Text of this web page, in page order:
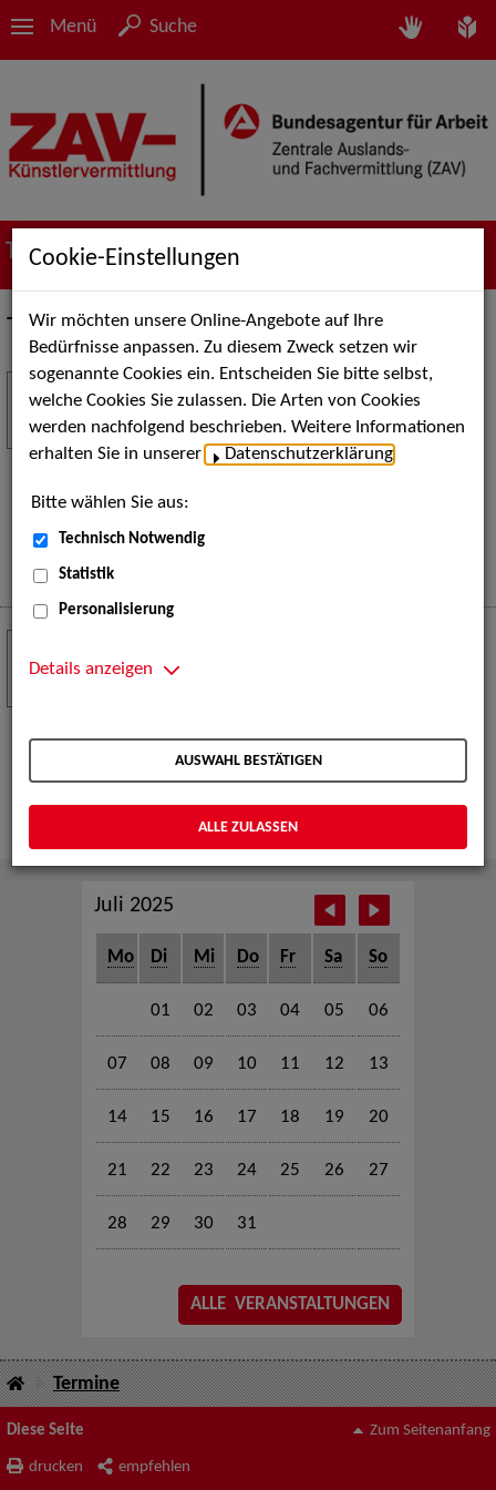
Menü Suche
Termine
Termine
Stuttgart Street Art
Kunst, Live-Acts und Aktionen für Kinder und
Familien. Die Stuttgart Street Art verwandelt den
eine große Open-Air-Bühne voller Akrobatik, Tanz,
Musik und beeindruckender Live-Performances.
Mehr
18
JUL
Serienfestival Weimar
TeleVisionale – Film- und Serienfestival in Weimar
und Eventpartnerin des Crew Call Weimar.
Mehr
NOV
Juli 2025
Mo Di Mi Do Fr Sa So
01 02 03 04 05 06
07 08 09 10 11 12 13
14 15 16 17 18 19 20
21 22 23 24 25 26 27
28 29 30 31
ALLE VERANSTALTUNGEN
Termine
Diese Seite
drucken empfehlen
Zum Seitenanfang
Cookie-Einstellungen
Wir möchten unsere Online-Angebote auf Ihre
Bedürfnisse anpassen. Zu diesem Zweck setzen wir
sogenannte Cookies ein. Entscheiden Sie bitte selbst,
welche Cookies Sie zulassen. Die Arten von Cookies
werden nachfolgend beschrieben. Weitere Informationen
erhalten Sie in unserer
Datenschutzerklärung
Bitte wählen Sie aus:
Technisch Notwendig
Statistik
Personalisierung
Details anzeigen
AUSWAHL BESTÄTIGEN
ALLE ZULASSEN